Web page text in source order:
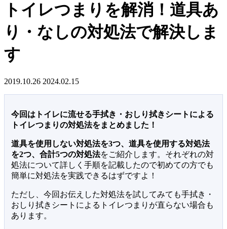
トイレつまりを解消！道具あ
り・なしの対処法で解決しま
す
2019.10.26 2024.02.15
今回はトイレに流せる手拭き・おしり拭きシートによる
トイレつまりの対処法をまとめました！
道具を使用しない対処法を3つ、道具を使用する対処法
を2つ、合計5つの対処法をご紹介します。それぞれの対
処法について詳しく手順を記載したので初めての方でも
簡単に対処法を実践できるはずですよ！
ただし、今回お伝えした対処法を試してみても手拭き・
おしり拭きシートによるトイレつまりが直らない場合も
あります。